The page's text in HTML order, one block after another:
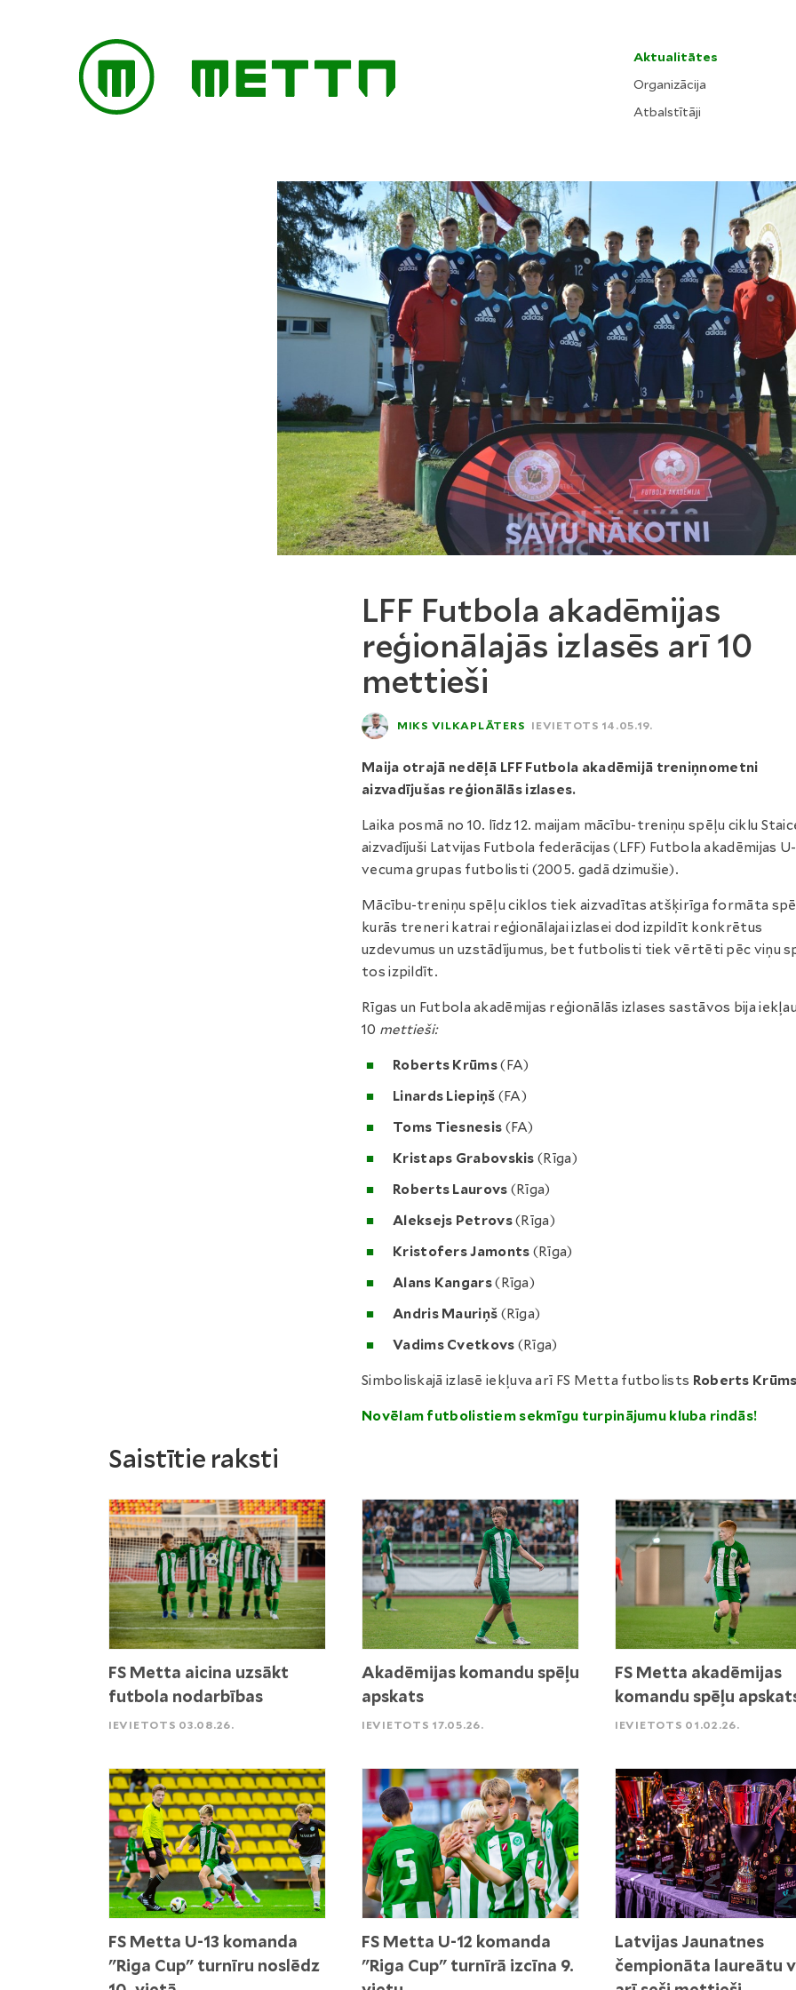
Aktualitātes
Organizācija
Atbalstītāji
LFF Futbola akadēmijas
reģionālajās izlasēs arī 10
mettieši
MIKS VILKAPLĀTERS IEVIETOTS 14.05.19.
Maija otrajā nedēļā LFF Futbola akadēmijā treniņnometni
aizvadījušas reģionālās izlases.
Laika posmā no 10. līdz 12. maijam mācību-treniņu spēļu ciklu
aizvadījuši Latvijas Futbola federācijas (LFF) Futbola akadēmijas
vecuma grupas futbolisti (2005. gadā dzimušie).
Mācību-treniņu spēļu ciklos tiek aizvadītas atšķirīga formāta
kurās treneri katrai reģionālajai izlasei dod izpildīt konkrētus
uzdevumus un uzstādījumus, bet futbolisti tiek vērtēti pēc viņu
tos izpildīt.
Rīgas un Futbola akadēmijas reģionālās izlases sastāvos bija
10 mettieši:
Roberts Krūms(FA)
Linards Liepiņš (FA)
Toms Tiesnesis (FA)
Kristaps Grabovskis (Rīga)
Roberts Laurovs (Rīga)
Aleksejs Petrovs(Rīga)
Kristofers Jamonts (Rīga)
Alans Kangars(Rīga)
Andris Mauriņš (Rīga)
Vadims Cvetkovs (Rīga)
Simboliskajā izlasē iekļuva arī FS Metta futbolists Roberts
Novēlam futbolistiem sekmīgu turpinājumu kluba rindās!
Saistītie raksti
FS Metta aicina uzsākt
futbola nodarbības
IEVIETOTS 03.08.26.
Akadēmijas komandu spēļu
apskats
IEVIETOTS 17.05.26.
FS Metta akadēmijas
komandu spēļu
IEVIETOTS 01.02.26.
FS Metta U-13 komanda
"Riga Cup" turnīru noslēdz
FS Metta U-12 komanda
"Riga Cup" turnīrā izcīna 9.
Latvijas Jaunatnes
čempionāta laureātu